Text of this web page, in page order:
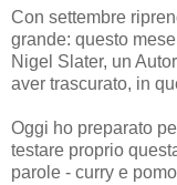
Con settembre
grande: questo
Nigel Slater, un
aver trascurato, in
Oggi ho preparato
testare proprio
parole - curry e